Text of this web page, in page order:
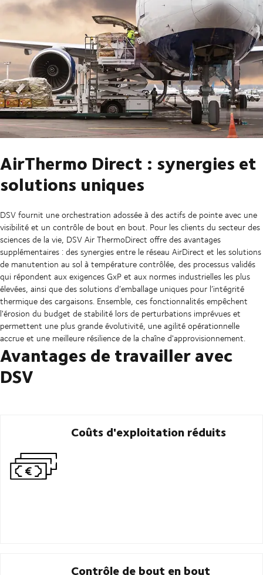
AirThermo Direct : synergies et
solutions uniques
DSV fournit une orchestration adossée à des actifs de pointe avec une
visibilité et un contrôle de bout en bout. Pour les clients du secteur des
sciences de la vie, DSV Air ThermoDirect offre des avantages
supplémentaires : des synergies entre le réseau AirDirect et les solutions
de manutention au sol à température contrôlée, des processus validés
qui répondent aux exigences GxP et aux normes industrielles les plus
élevées, ainsi que des solutions d’emballage uniques pour l’intégrité
thermique des cargaisons. Ensemble, ces fonctionnalités empêchent
l'érosion du budget de stabilité lors de perturbations imprévues et
permettent une plus grande évolutivité, une agilité opérationnelle
accrue et une meilleure résilience de la chaîne d'approvisionnement.
Avantages de travailler avec
DSV
Coûts d'exploitation réduits
Contrôle de bout en bout